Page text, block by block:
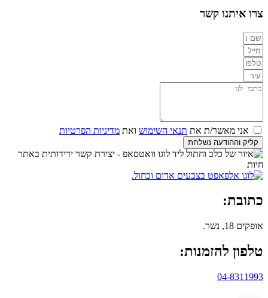
צרו איתנו קשר
אני מאשר/ת את תנאי השימוש ואת מדיניות הפרטיות
קליק וההודעה נשלחת
כתובת:
אופקים 18, נשר.
טלפון להזמנות:
04-8311993